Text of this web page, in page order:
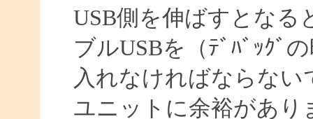
USB側を伸ばすとなる
ブルUSBを（ﾃﾞﾊﾞｯｸﾞ
入れなければならない
ユニットに余裕があり